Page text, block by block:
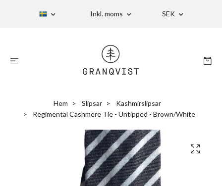
Inkl. moms SEK
Hem Slipsar
Kashmirslipsar
Regimental Cashmere Tie - Untipped - Brown/White